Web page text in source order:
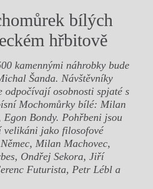
bílých
hřbitově
kamennými náhrobky bude
Šanda. Návštěvníky
odpočívají osobnosti spjaté s
Mochomůrky bílé: Milan
Bondy. Pohřbeni jsou
velikáni jako filosofové
Milan Machovec,
Ondřej Sekora, Jiří
Futurista, Petr Lébl a